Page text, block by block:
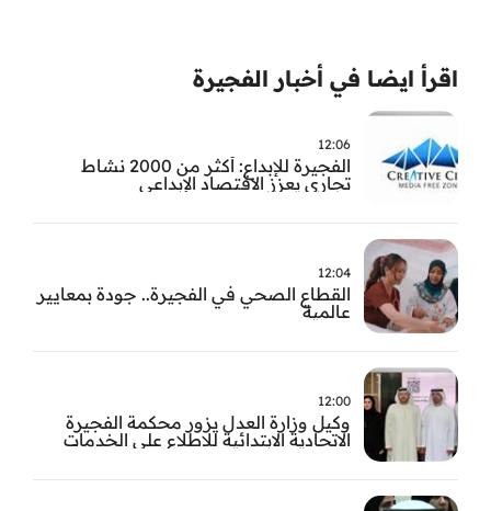
اقرأ ايضا في أخبار الفجيرة
12:06
الفجيرة للإبداع: أكثر من 2000 نشاط
تجاري يعزز الاقتصاد الإبداعي
12:04
القطاع الصحي في الفجيرة.. جودة بمعايير
عالمية
12:00
وكيل وزارة العدل يزور محكمة الفجيرة
الاتحادية الابتدائية للاطلاع على الخدمات